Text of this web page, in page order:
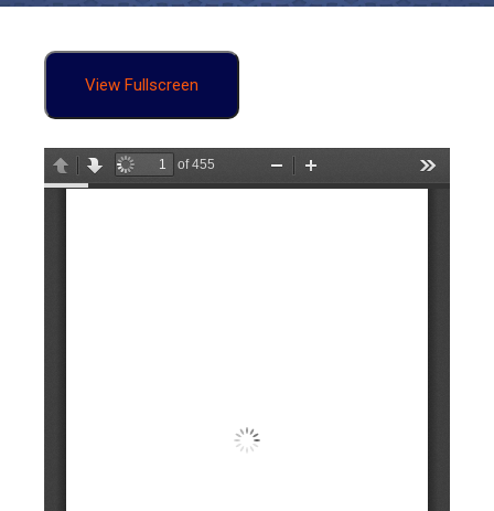
View Fullscreen